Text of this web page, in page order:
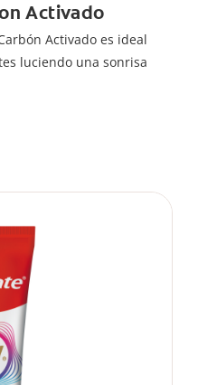
Activado
Activado es ideal
luciendo una sonrisa